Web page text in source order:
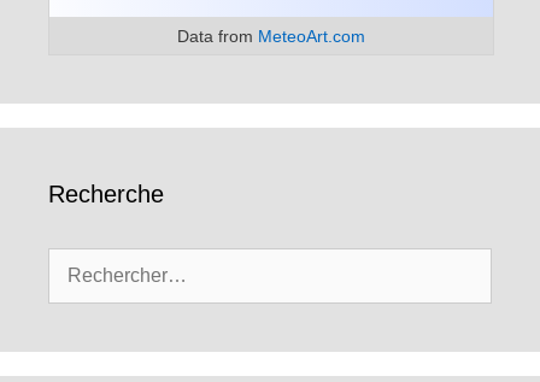
Data from MeteoArt.com
Recherche
Rechercher :